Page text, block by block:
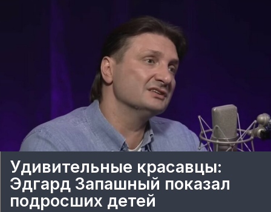
Удивительные красавцы:
Эдгард Запашный показал
подросших детей